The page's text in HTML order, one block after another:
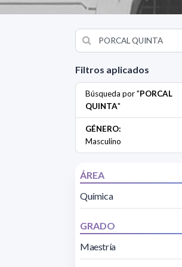
Filtros aplicados
Búsqueda por "PORCAL
QUINTA"
GÉNERO:
Masculino
ÁREA
Química
GRADO
Maestría